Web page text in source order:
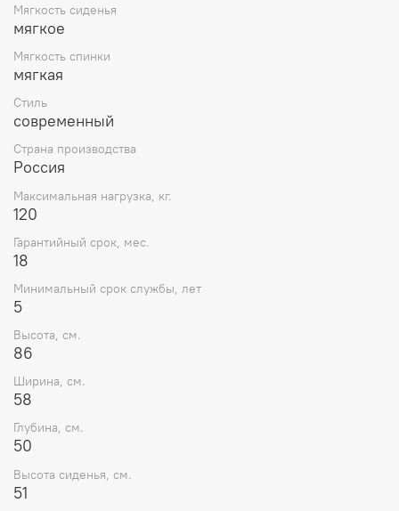
Мягкость сиденья
мягкое
Мягкость спинки
мягкая
Стиль
современный
Страна производства
Россия
Максимальная нагрузка, кг.
120
Гарантийный срок, мес.
18
Минимальный срок службы, лет
5
Высота, см.
86
Ширина, см.
58
Глубина, см.
50
Высота сиденья, см.
51